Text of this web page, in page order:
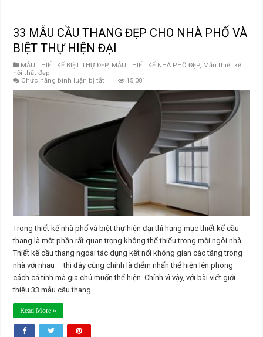
33 MẪU CẦU THANG ĐẸP CHO NHÀ PHỐ VÀ
BIỆT THỰ HIỆN ĐẠI
MẪU THIẾT KẾ BIỆT THỰ ĐẸP, MẪU THIẾT KẾ NHÀ PHỐ ĐẸP, Mẫu thiết kế
nội thất đẹp
Chức năng bình luận bị tắt
CẦU
ĐẸP
CHO
NHÀ
PHỐ
BIỆT
THỰ
HIỆN
ĐẠI
15,081
Trong thiết kế nhà phố và biệt thự hiện đại thì hạng mục thiết kế cầu
thang là một phần rất quan trọng không thể thiếu trong mỗi ngôi nhà.
Thiết kế cầu thang ngoài tác dụng kết nối không gian các tầng trong
nhà với nhau – thì đây cũng chính là điểm nhấn thể hiện lên phong
cách cá tính mà gia chủ muốn thể hiện. Chính vì vậy, với bài viết giới
thiệu 33 mẫu cầu thang ...
Read More »